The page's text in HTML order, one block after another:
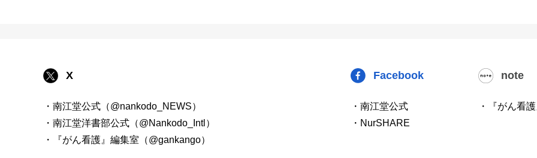
X
・南江堂公式（@nankodo_NEWS）
・南江堂洋書部公式（@Nankodo_Intl）
・『がん看護』編集室（@gankango）
Facebook
・南江堂公式
・NurSHARE
note
・『がん看